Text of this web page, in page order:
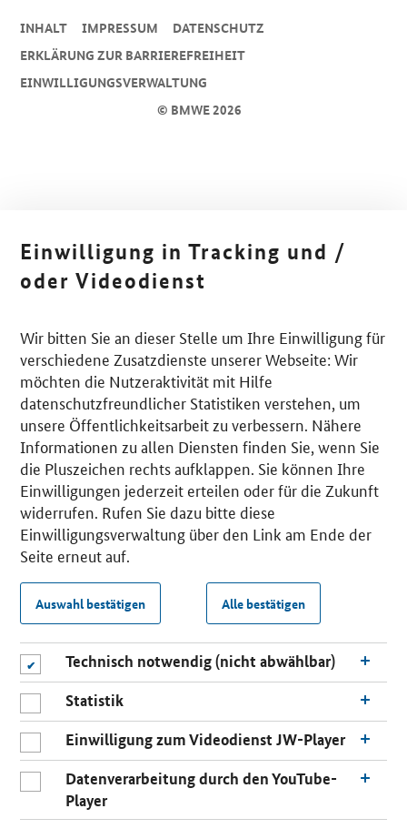
© BMWE 2026
INHALT IMPRESSUM
DA­TEN­SCHUTZ
ERKLÄRUNG ZUR BARRIEREFREIHEIT
EINWILLIGUNGSVERWALTUNG
Einwilligung in Tracking und /
oder Videodienst
Wir bitten Sie an dieser Stelle um Ihre Einwilligung für
verschiedene Zusatzdienste unserer Webseite: Wir
möchten die Nutzeraktivität mit Hilfe
datenschutzfreundlicher Statistiken verstehen, um
unsere Öffentlichkeitsarbeit zu verbessern. Nähere
Informationen zu allen Diensten finden Sie, wenn Sie
die Pluszeichen rechts aufklappen. Sie können Ihre
Einwilligungen jederzeit erteilen oder für die Zukunft
widerrufen. Rufen Sie dazu bitte diese
Einwilligungsverwaltung über den Link am Ende der
Seite erneut auf.
Auswahl bestätigen Alle bestätigen
Technisch notwendig (nicht abwählbar)
Statistik
Einwilligung zum Videodienst JW-Player
Datenverarbeitung durch den YouTube-
Player